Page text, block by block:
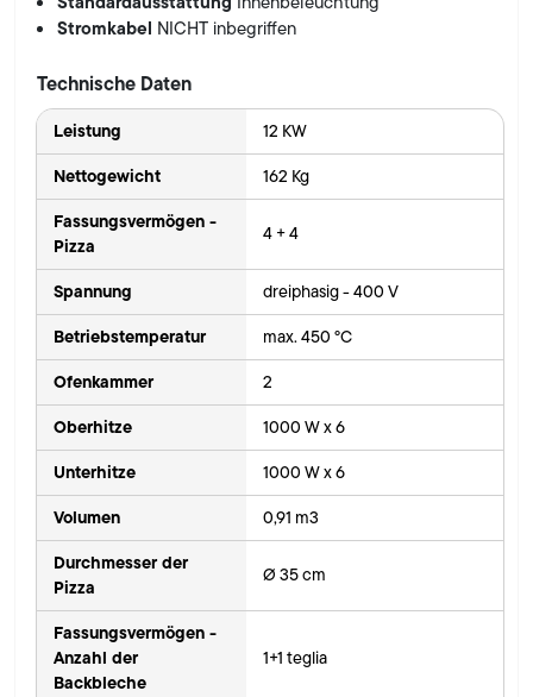
Stromkabel NICHT inbegriffen
Technische Daten
Leistung 12 KW
Nettogewicht 162 Kg
Fassungsvermögen -
Pizza
4 + 4
Spannung dreiphasig - 400 V
Betriebstemperatur max. 450 °C
Ofenkammer 2
Oberhitze 1000 W x 6
Unterhitze 1000 W x 6
Volumen 0,91 m3
Durchmesser der
Pizza
Ø 35 cm
Fassungsvermögen -
Anzahl der
Backbleche
1+1 teglia